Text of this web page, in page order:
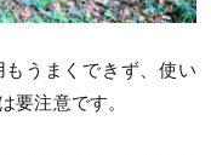
もうまくできず、使い
要注意です。